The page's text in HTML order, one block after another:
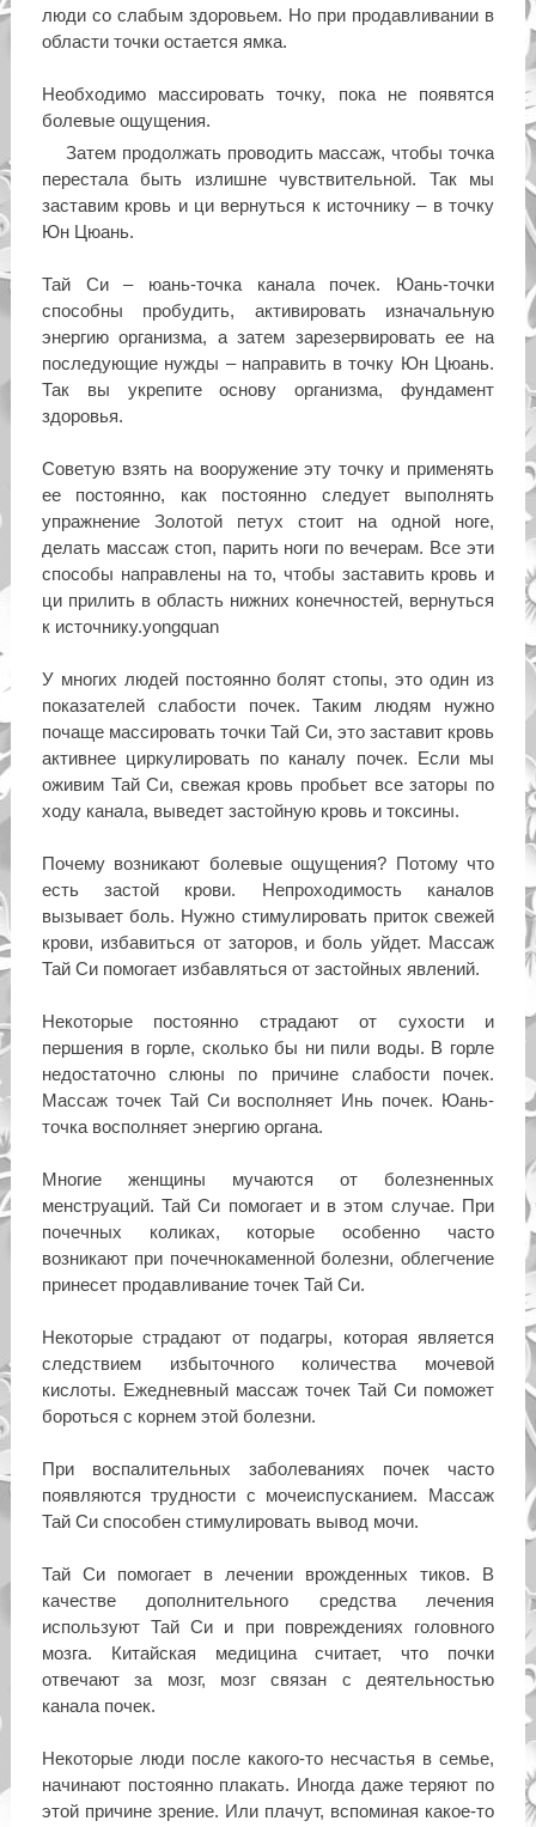
люди со слабым здоровьем. Но при продавливании в
области точки остается ямка.
Необходимо массировать точку, пока не появятся
болевые ощущения.
Затем продолжать проводить массаж, чтобы точка
перестала быть излишне чувствительной. Так мы
заставим кровь и ци вернуться к источнику – в точку
Юн Цюань.
Тай Си – юань-точка канала почек. Юань-точки
способны пробудить, активировать изначальную
энергию организма, а затем зарезервировать ее на
последующие нужды – направить в точку Юн Цюань.
Так вы укрепите основу организма, фундамент
здоровья.
Советую взять на вооружение эту точку и применять
ее постоянно, как постоянно следует выполнять
упражнение Золотой петух стоит на одной ноге,
делать массаж стоп, парить ноги по вечерам. Все эти
способы направлены на то, чтобы заставить кровь и
ци прилить в область нижних конечностей, вернуться
к источнику.yongquan
У многих людей постоянно болят стопы, это один из
показателей слабости почек. Таким людям нужно
почаще массировать точки Тай Си, это заставит кровь
активнее циркулировать по каналу почек. Если мы
оживим Тай Си, свежая кровь пробьет все заторы по
ходу канала, выведет застойную кровь и токсины.
Почему возникают болевые ощущения? Потому что
есть застой крови. Непроходимость каналов
вызывает боль. Нужно стимулировать приток свежей
крови, избавиться от заторов, и боль уйдет. Массаж
Тай Си помогает избавляться от застойных явлений.
Некоторые постоянно страдают от сухости и
першения в горле, сколько бы ни пили воды. В горле
недостаточно слюны по причине слабости почек.
Массаж точек Тай Си восполняет Инь почек. Юань-
точка восполняет энергию органа.
Многие женщины мучаются от болезненных
менструаций. Тай Си помогает и в этом случае. При
почечных коликах, которые особенно часто
возникают при почечнокаменной болезни, облегчение
принесет продавливание точек Тай Си.
Некоторые страдают от подагры, которая является
следствием избыточного количества мочевой
кислоты. Ежедневный массаж точек Тай Си поможет
бороться с корнем этой болезни.
При воспалительных заболеваниях почек часто
появляются трудности с мочеиспусканием. Массаж
Тай Си способен стимулировать вывод мочи.
Тай Си помогает в лечении врожденных тиков. В
качестве дополнительного средства лечения
используют Тай Си и при повреждениях головного
мозга. Китайская медицина считает, что почки
отвечают за мозг, мозг связан с деятельностью
канала почек.
Некоторые люди после какого-то несчастья в семье,
начинают постоянно плакать. Иногда даже теряют по
этой причине зрение. Или плачут, вспоминая какое-то